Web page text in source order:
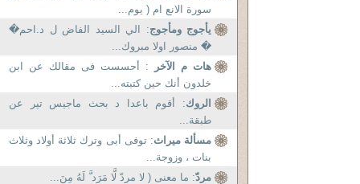
سورة الانع ام ( يوم...
يأجوج ومأجوج: الي السيد الفاض ل د.احم�
� منصور اولا مبروك...
هات م الآخر : أحسست فى مقالك عن ابن
خلدون أنك حين كتبته...
الروك: أقوم باعدا د بحث ماجيس تير عن
طبقة...
مسألة ميراث: توفى أبى وترك ثلاثة أولاد وثلاث
بنات ، وزوجة...
مردّ: ما معنى ( لا مردّ لَّا مَرَد َّ لَهُ مِنَ...